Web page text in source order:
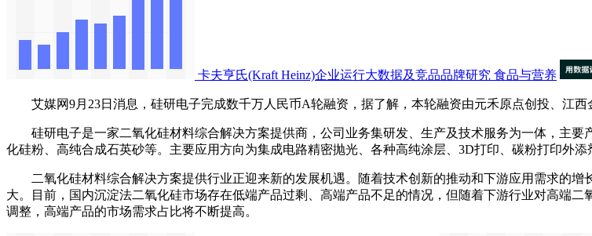
卡夫亨氏(Kraft Heinz)企业运行大数据及竞品品牌研究 食品与营养
艾媒网9月23日消息，硅研电子完成数千万人民币A轮融资，据了解，本轮融资由元禾原点创投、江西
硅研电子是一家二氧化硅材料综合解决方案提供商，公司业务集研发、生产及技术服务为一体，主要
化硅粉、高纯合成石英砂等。主要应用方向为集成电路精密抛光、各种高纯涂层、3D打印、碳粉打印外添
二氧化硅材料综合解决方案提供行业正迎来新的发展机遇。随着技术创新的推动和下游应用需求的增
大。目前，国内沉淀法二氧化硅市场存在低端产品过剩、高端产品不足的情况，但随着下游行业对高端
调整，高端产品的市场需求占比将不断提高。